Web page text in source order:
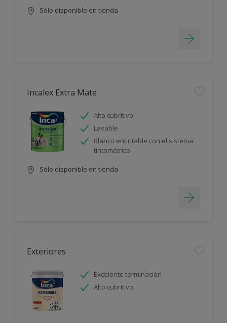
Sólo disponible en tienda
Incalex Extra Mate
Alto cubritivo
Lavable
Blanco entintable con el sistema
tintométrico
Sólo disponible en tienda
Exteriores
Excelente terminación
Alto cubritivo